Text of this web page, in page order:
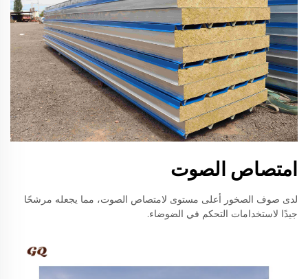
امتصاص الصوت
لدى صوف الصخور أعلى مستوى لامتصاص الصوت، مما يجعله مرشحًا
جيدًا لاستخدامات التحكم في الضوضاء.